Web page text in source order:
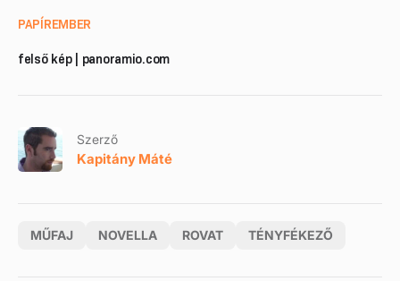
PAPÍREMBER
felső kép | panoramio.com
Szerző
Kapitány Máté
MŰFAJ NOVELLA ROVAT TÉNYFÉKEZŐ